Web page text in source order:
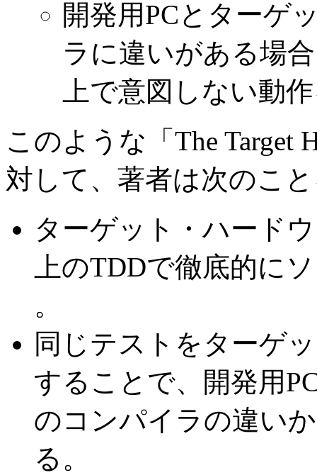
開発用PCとターゲ
ラに違いがある場
上で意図しない動
このような「The Target
対して、著者は次のこ
ターゲット・ハード
上のTDDで徹底的に
。
同じテストをターゲ
することで、開発用
のコンパイラの違い
る。